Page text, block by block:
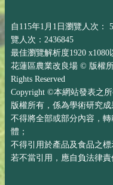
自115年1月1日瀏覽人次：
覽人次：2436845
最佳瀏覽解析度1920 x1080
花蓮區農業改良場 © 版權
Rights Reserved
Copyright ©本網站發表之
版權所有，係為學術研究
不得將全部或部分內容，
體；
不得引用於產品及食品之標
若不當引用，應自負法律責